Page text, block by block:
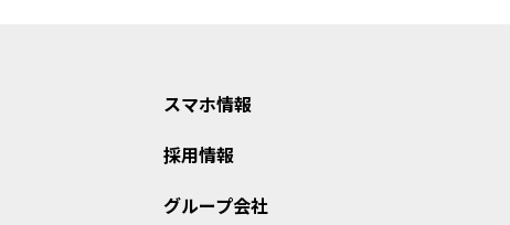
スマホ情報
採用情報
グループ会社